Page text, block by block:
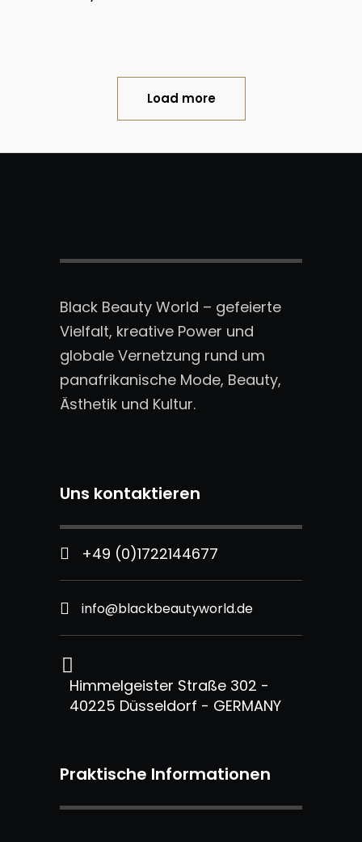
Load more
Black Beauty World – gefeierte
Vielfalt, kreative Power und
globale Vernetzung rund um
panafrikanische Mode, Beauty,
Ästhetik und Kultur.
Uns kontaktieren
+49 (0)1722144677
info@blackbeautyworld.de
Himmelgeister Straße 302 -
40225 Düsseldorf - GERMANY
Praktische Informationen